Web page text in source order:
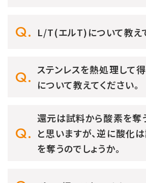
L/T(エルT)について教え
ステンレスを熱処理して
について教えてください。
還元は試料から酸素を奪
と思いますが、逆に酸化
を奪うのでしょうか。